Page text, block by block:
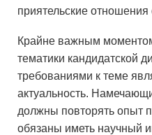
приятельские отношения
Крайне важным
тематики кандидатской
требованиями к теме
актуальность.
должны повторять опыт
обязаны иметь научный